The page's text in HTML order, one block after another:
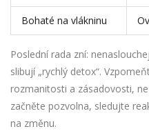
Bohaté na vlákninu
Poslední rada zní:
slibují „rychlý detox“.
rozmanitosti a zásadovosti,
začněte pozvolna, sledujte
na změnu.